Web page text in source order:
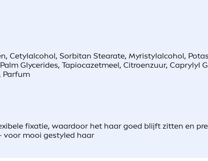
Cetylalcohol, Sorbitan Stearate, Myristylalcohol,
Glycerides, Tapiocazetmeel, Citroenzuur, Caprylyl
Parfum
fixatie, waardoor het haar goed blijft zitten en
voor mooi gestyled haar